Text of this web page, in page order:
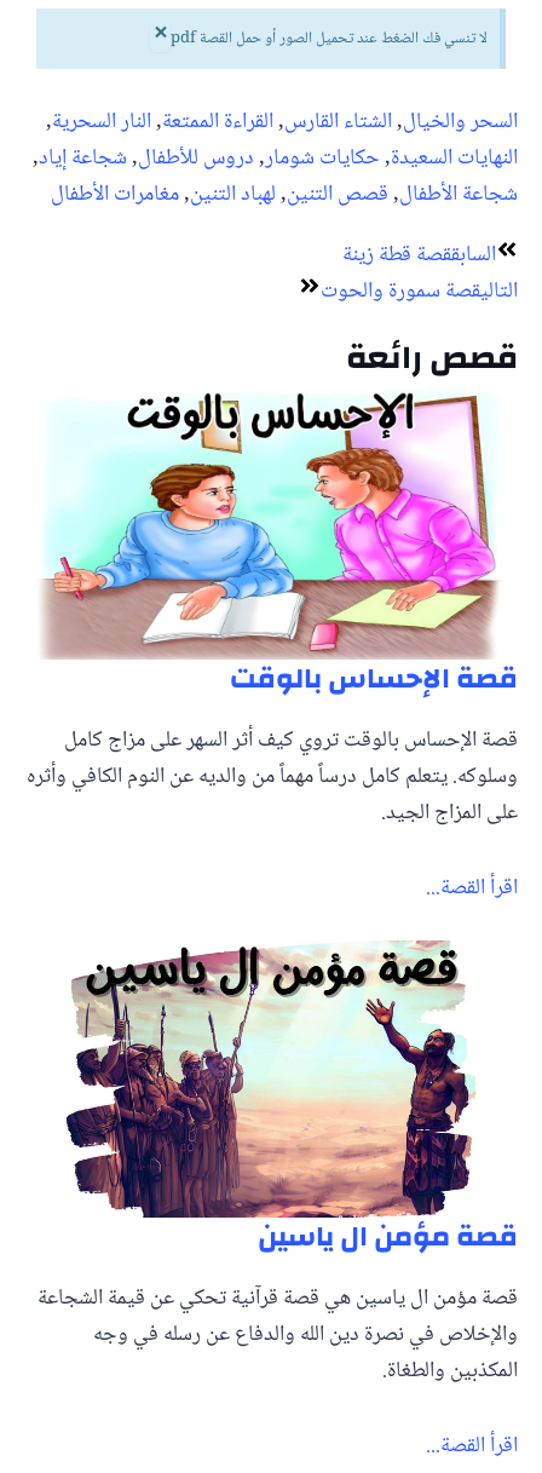
لا تنسي فك الضغط عند تحميل الصور أو حمل القصة pdf ×
السحر والخيال,الشتاء القارس,القراءة الممتعة,النار السحرية,
النهايات السعيدة,حكايات شومار,دروس للأطفال,شجاعة إياد,
شجاعة الأطفال,قصص التنين,لهباد التنين,مغامرات الأطفال
Prev
السابققصة قطة زينة
التاليقصة سمورة والحوت
قصص رائعة
قصة الإحساس بالوقت
قصة الإحساس بالوقت تروي كيف أثر السهر على مزاج كامل
وسلوكه. يتعلم كامل درساً مهماً من والديه عن النوم الكافي وأثره
على المزاج الجيد.
اقرأ القصة...
قصة مؤمن ال ياسين
قصة مؤمن ال ياسين هي قصة قرآنية تحكي عن قيمة الشجاعة
والإخلاص في نصرة دين الله والدفاع عن رسله في وجه
المكذبين والطغاة.
اقرأ القصة...